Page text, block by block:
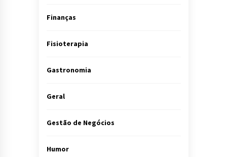
Finanças
Fisioterapia
Gastronomia
Geral
Gestão de Negócios
Humor